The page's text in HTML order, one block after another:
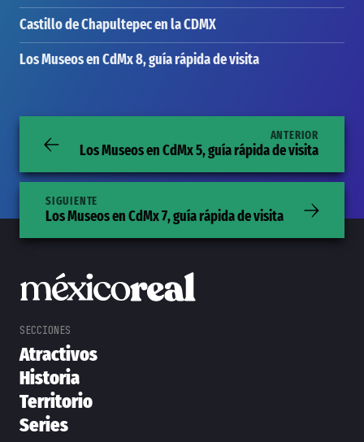
Castillo de Chapultepec en la CDMX
Los Museos en CdMx 8, guía rápida de visita
ANTERIOR
Los Museos en CdMx 5, guía rápida de visita
SIGUIENTE
Los Museos en CdMx 7, guía rápida de visita
Atractivos
Historia
Territorio
Series